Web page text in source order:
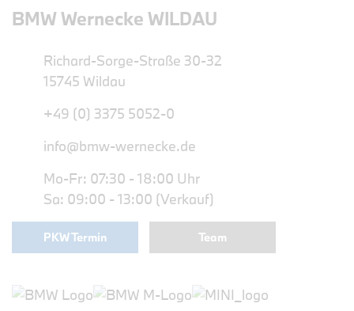
BMW Wernecke WILDAU
Richard-Sorge-Straße 30-32
15745 Wildau
+49 (0) 3375 5052-0
info@bmw-wernecke.de
Mo-Fr: 07:30 - 18:00 Uhr
Sa: 09:00 - 13:00 (Verkauf)
PKW Termin Team